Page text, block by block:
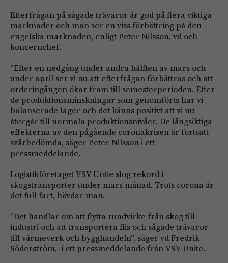
Efterfrågan på sågade trävaror är god på flera viktiga
marknader och man ser en viss förbättring på den
engelska marknaden, enligt Peter Nilsson, vd och
koncernchef.
”Efter en nedgång under andra hälften av mars och
under april ser vi nu att efterfrågan förbättras och att
orderingången ökar fram till semesterperioden. Efter
de produktionsminskningar som genomförts har vi
balanserade lager och det känns positivt att vi nu
återgår till normala produktionsnivåer. De långsiktiga
effekterna av den pågående coronakrisen är fortsatt
svårbedömda, säger Peter Nilsson i ett
pressmeddelande.
Logistikföretaget VSV Unite slog rekord i
skogstransporter under mars månad. Trots corona är
det full fart, hävdar man.
”Det handlar om att flytta rundvirke från skog till
industri och att transportera flis och sågade trävaror
till värmeverk och bygghandeln”, säger vd Fredrik
Söderström, i ett pressmeddelande från VSV Unite.